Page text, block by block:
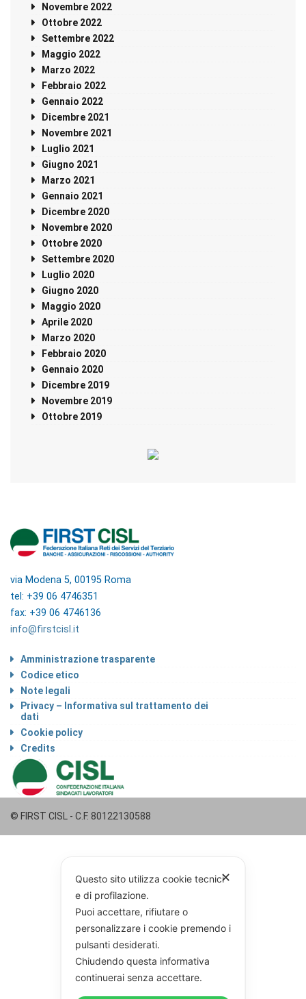
Novembre 2022
Ottobre 2022
Settembre 2022
Maggio 2022
Marzo 2022
Febbraio 2022
Gennaio 2022
Dicembre 2021
Novembre 2021
Luglio 2021
Giugno 2021
Marzo 2021
Gennaio 2021
Dicembre 2020
Novembre 2020
Ottobre 2020
Settembre 2020
Luglio 2020
Giugno 2020
Maggio 2020
Aprile 2020
Marzo 2020
Febbraio 2020
Gennaio 2020
Dicembre 2019
Novembre 2019
Ottobre 2019
via Modena 5, 00195 Roma
tel: +39 06 4746351
fax: +39 06 4746136
info@firstcisl.it
Amministrazione trasparente
Codice etico
Note legali
Privacy – Informativa sul trattamento dei
dati
Cookie policy
Credits
© FIRST CISL - C.F. 80122130588
✕
Questo sito utilizza cookie tecnici
e di profilazione.
Puoi accettare, rifiutare o
personalizzare i cookie premendo i
pulsanti desiderati.
Chiudendo questa informativa
continuerai senza accettare.